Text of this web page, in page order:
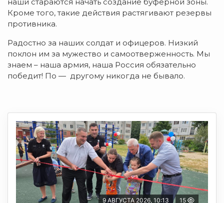
Кроме того, такие действия растягивают резервы
противника.
Радостно за наших солдат и офицеров. Низкий
поклон им за мужество и самоотверженность. Мы
знаем – наша армия, наша Россия обязательно
победит! По — другому никогда не бывало.
9 АВГУСТА 2026, 10:13 15